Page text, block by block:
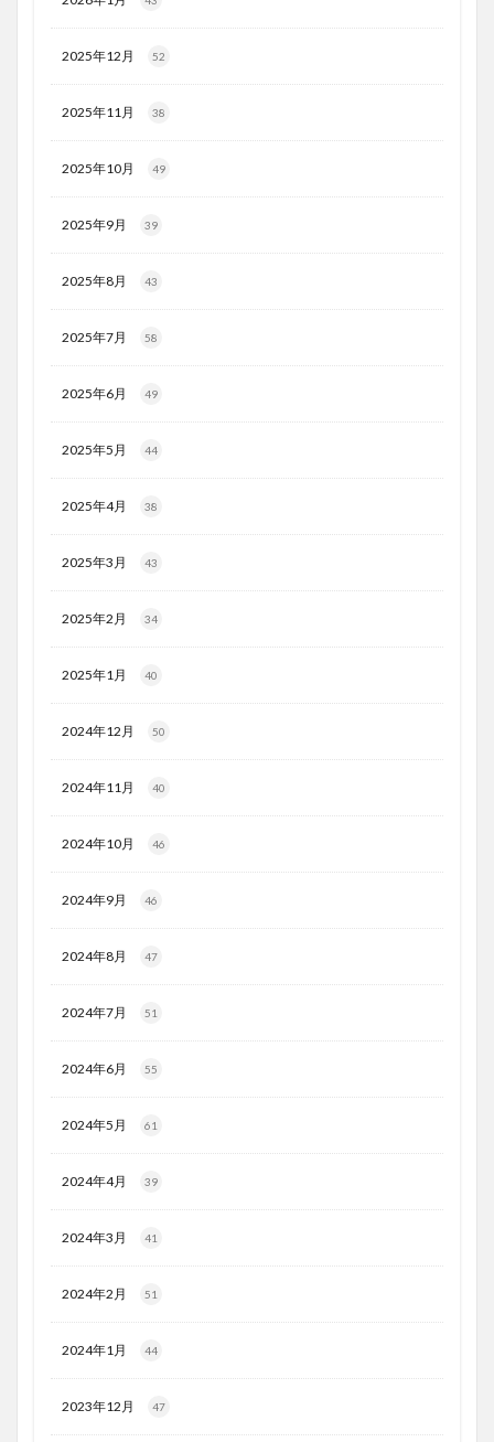
2025年12月 52
2025年11月 38
2025年10月 49
2025年9月 39
2025年8月 43
2025年7月 58
2025年6月 49
2025年5月 44
2025年4月 38
2025年3月 43
2025年2月 34
2025年1月 40
2024年12月 50
2024年11月 40
2024年10月 46
2024年9月 46
2024年8月 47
2024年7月 51
2024年6月 55
2024年5月 61
2024年4月 39
2024年3月 41
2024年2月 51
2024年1月 44
2023年12月 47